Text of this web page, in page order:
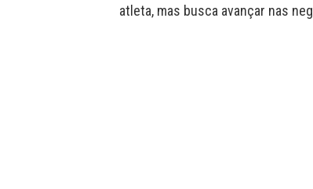
atleta, mas busca avançar nas